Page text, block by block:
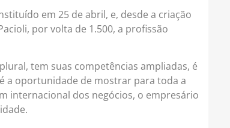
em 25 de abril, e, desde a criação
por volta de 1.500, a profissão
tem suas competências ampliadas, é
a oportunidade de mostrar para toda a
internacional dos negócios, o empresário